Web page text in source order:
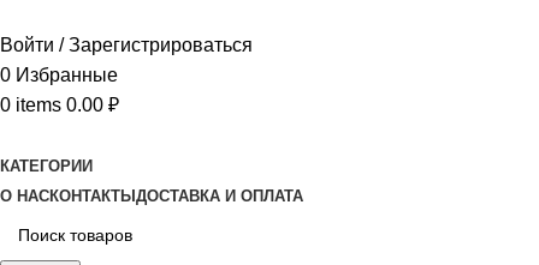
Войти / Зарегистрироваться
0 Избранные
0 items 0.00 ₽
КАТЕГОРИИ
О НАСКОНТАКТЫ ДОСТАВКА И ОПЛАТА